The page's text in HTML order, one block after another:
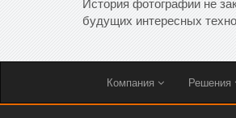
будущих интересных
Компания Решения